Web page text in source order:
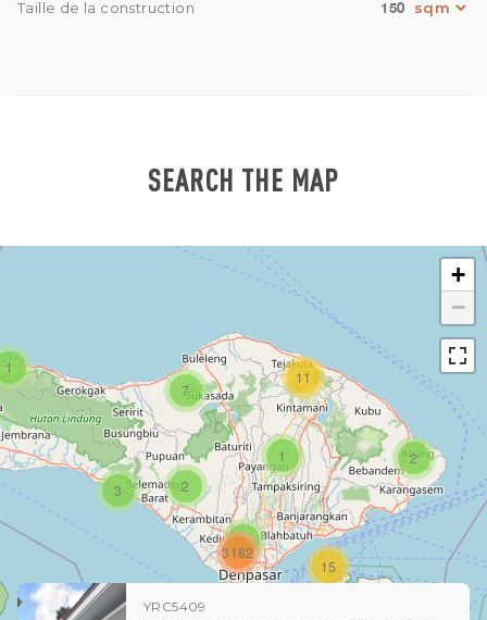
Taille de la construction 150
SEARCH THE MAP
1
1
1
3
7
2
15
11
3182
2
+
−
YRC5409